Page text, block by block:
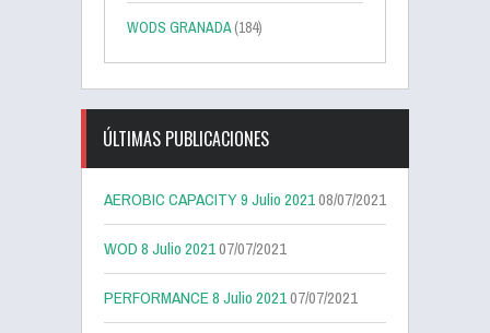
WODS GRANADA(184)
ÚLTIMAS PUBLICACIONES
AEROBIC CAPACITY 9 Julio 202108/07/2021
WOD 8 Julio 202107/07/2021
PERFORMANCE 8 Julio 202107/07/2021